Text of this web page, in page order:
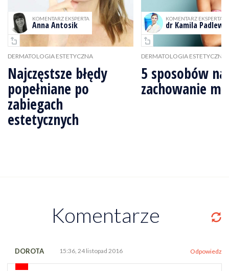
KOMENTARZ EKSPERTA
Anna Antosik
DERMATOLOGIA ESTETYCZNA
Najczęstsze błędy
popełniane po
zabiegach
estetycznych
KOMENTARZ EKSPERTA
dr Kamila
DERMATOLOGIA ESTETYCZNA
5 sposobów na
zachowanie
Komentarze
Odpowiedz
DOROTA 15:36, 24 listopad 2016